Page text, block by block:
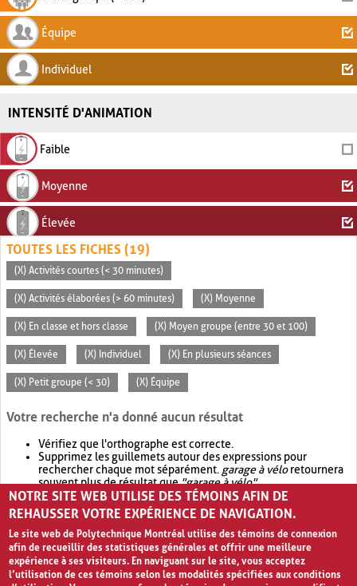
Équipe
Individuel
INTENSITÉ D'ANIMATION
Faible
Moyenne
Élevée
TOUTES LES FICHES (19)
(X) Activités courtes (< 30 minutes)
(X) Activités élaborées (> 60 minutes) (X) Moyenne
(X) En classe et hors classe (X) Moyen groupe (entre 30 et 100)
(X) Élevée (X) Individuel (X) En plusieurs séances
(X) Petit groupe (< 30) (X) Équipe
Votre recherche n'a donné aucun résultat
Vérifiez que l'orthographe est correcte.
Supprimez les guillemets autour des expressions pour
rechercher chaque mot séparément. garage à véloretournera
souvent plus de résultat que"garage à vélo".
Envisagez d'élargir votre recherche avec OR.garage OR vélo
retournera souvent plus de résultat quegarage à vélo
NOTRE SITE WEB UTILISE DES TÉMOINS AFIN DE
REHAUSSER VOTRE EXPÉRIENCE DE NAVIGATION.
Le site web de Polytechnique Montréal utilise des témoins de connexion
afin de recueillir des statistiques générales et offrir une meilleure
expérience à ses visiteurs. En naviguant sur le site, vous acceptez
l’utilisation de ces témoins selon les modalités spécifiées aux conditions